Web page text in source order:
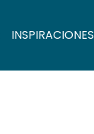
INSPIRACIONES